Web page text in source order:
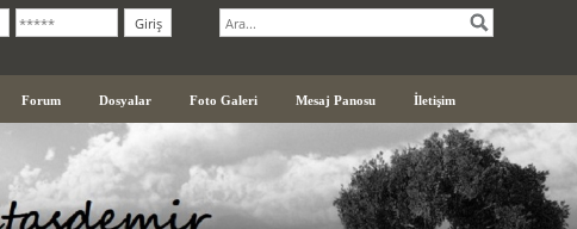
Forum Dosyalar Foto Galeri Mesaj Panosu İletişim